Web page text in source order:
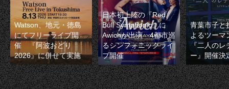
Watson、地元・徳島
にてフリーライブ開
催 『阿波おどり
2026』に併せて実施
日本初上陸の『Red
Bull Symphonic』に
Awichが出演 4都市巡
るシンフォニックライ
ブ開催
青葉市子と
よるツーマ
『二人のレ
ー』開催決